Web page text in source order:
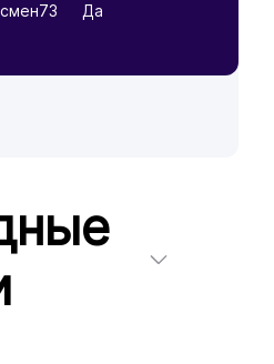
73 Да